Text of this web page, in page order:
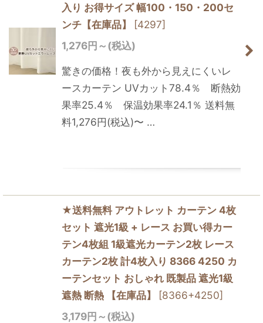
入り お得サイズ 幅100・150・200セ
ンチ【在庫品】
[4297]
1,276円～(税込)
驚きの価格！夜も外から見えにくいレ
ースカーテン UVカット78.4％ 断熱効
果率25.4％ 保温効果率24.1％ 送料無
料1,276円(税込)〜 …
★送料無料 アウトレット カーテン 4枚
セット 遮光1級 + レース お買い得カー
テン4枚組 1級遮光カーテン2枚 レース
カーテン2枚 計4枚入り 8366 4250 カ
ーテンセット おしゃれ 既製品 遮光1級
遮熱 断熱 【在庫品】
[8366+4250]
3,179円～(税込)